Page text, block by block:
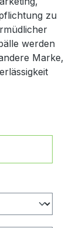
zu
werden
Marke,